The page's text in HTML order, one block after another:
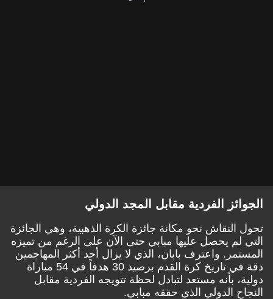
الجوائز الفردية مقابل المجد الدولي
تحول النقاش نحو مكانة جائزة الكرة الذهبية، وهي الجائزة
التي لم يحصل عليها مبابي حتى الآن على الرغم من تميزه
المستمر. واعترف بابان، الذي لا يزال أحد أكثر المهاجمين
دقة في تاريخ كرة القدم برصيد 30 هدفاً في 54 مباراة
دولية، بأنه مستعد لتبادل لحظة تتويجه الفردية مقابل
النجاح الدولي الذي حققه مبابي.